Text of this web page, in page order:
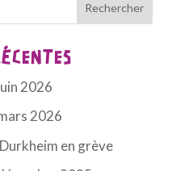
Rechercher
2026
2026
en grève